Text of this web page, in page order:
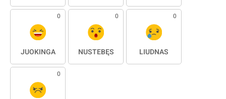
0
JUOKINGA
0
NUSTEBĘS
0
LIŪDNAS
0